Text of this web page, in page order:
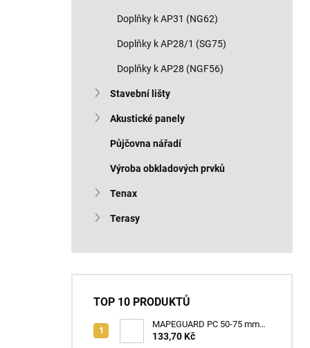
Doplňky k AP31 (NG62)
Doplňky k AP28/1 (SG75)
Doplňky k AP28 (NGF56)
Stavební lišty
Akustické panely
Půjčovna nářadí
Výroba obkladových prvků
Tenax
Terasy
TOP 10 PRODUKTŮ
MAPEGUARD PC 50-75 mm
(1box=25ks) /1ks
133,70 Kč